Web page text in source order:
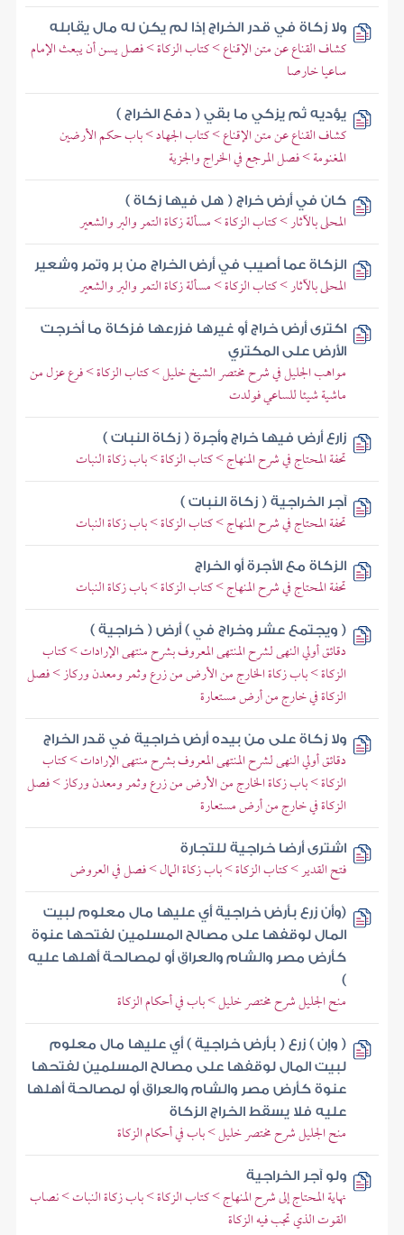
ولا زكاة في قدر الخراج إذا لم يكن له مال يقابله
كشاف القناع عن متن الإقناع > كتاب الزكاة > فصل يسن أن يبعث الإمام
ساعيا خارصا
يؤديه ثم يزكي ما بقي ( دفع الخراج )
كشاف القناع عن متن الإقناع > كتاب الجهاد > باب حكم الأرضين
المغنومة > فصل المرجع في الخراج والجزية
كان في أرض خراج ( هل فيها زكاة )
المحلى بالآثار > كتاب الزكاة > مسألة زكاة التمر والبر والشعير
الزكاة عما أصيب في أرض الخراج من بر وتمر وشعير
المحلى بالآثار > كتاب الزكاة > مسألة زكاة التمر والبر والشعير
اكترى أرض خراج أو غيرها فزرعها فزكاة ما أخرجت
الأرض على المكتري
مواهب الجليل في شرح مختصر الشيخ خليل > كتاب الزكاة > فرع عزل من
ماشية شيئا للساعي فولدت
زارع أرض فيها خراج وأجرة ( زكاة النبات )
تحفة المحتاج في شرح المنهاج > كتاب الزكاة > باب زكاة النبات
آجر الخراجية ( زكاة النبات )
تحفة المحتاج في شرح المنهاج > كتاب الزكاة > باب زكاة النبات
الزكاة مع الأجرة أو الخراج
تحفة المحتاج في شرح المنهاج > كتاب الزكاة > باب زكاة النبات
( ويجتمع عشر وخراج في ) أرض ( خراجية )
دقائق أولي النهى لشرح المنتهى المعروف بشرح منتهى الإرادات > كتاب
الزكاة > باب زكاة الخارج من الأرض من زرع وثمر ومعدن وركاز > فصل
الزكاة في خارج من أرض مستعارة
ولا زكاة على من بيده أرض خراجية في قدر الخراج
دقائق أولي النهى لشرح المنتهى المعروف بشرح منتهى الإرادات > كتاب
الزكاة > باب زكاة الخارج من الأرض من زرع وثمر ومعدن وركاز > فصل
الزكاة في خارج من أرض مستعارة
اشترى أرضا خراجية للتجارة
فتح القدير > كتاب الزكاة > باب زكاة المال > فصل في العروض
(وأن زرع بأرض خراجية أي عليها مال معلوم لبيت
المال لوقفها على مصالح المسلمين لفتحها عنوة
كأرض مصر والشام والعراق أو لمصالحة أهلها عليه
)
منح الجليل شرح مختصر خليل > باب في أحكام الزكاة
( وإن ) زرع ( بأرض خراجية ) أي عليها مال معلوم
لبيت المال لوقفها على مصالح المسلمين لفتحها
عنوة كأرض مصر والشام والعراق أو لمصالحة أهلها
عليه فلا يسقط الخراج الزكاة
منح الجليل شرح مختصر خليل > باب في أحكام الزكاة
ولو آجر الخراجية
نهاية المحتاج إلى شرح المنهاج > كتاب الزكاة > باب زكاة النبات > نصاب
القوت الذي تجب فيه الزكاة